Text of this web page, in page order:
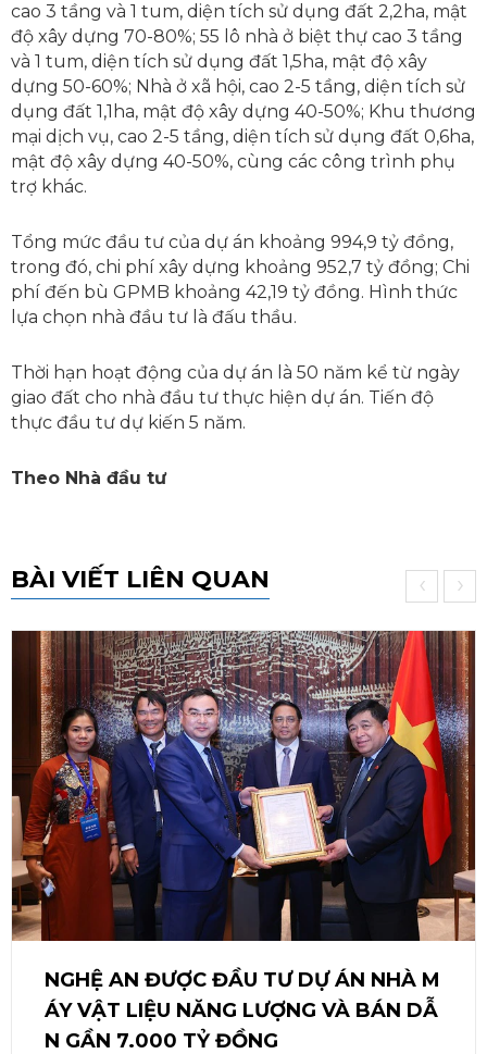
cao 3 tầng và 1 tum, diện tích sử dụng đất 2,2ha, mật
độ xây dựng 70-80%; 55 lô nhà ở biệt thự cao 3 tầng
và 1 tum, diện tích sử dụng đất 1,5ha, mật độ xây
dựng 50-60%; Nhà ở xã hội, cao 2-5 tầng, diện tích sử
dụng đất 1,1ha, mật độ xây dựng 40-50%; Khu thương
mại dịch vụ, cao 2-5 tầng, diện tích sử dụng đất 0,6ha,
mật độ xây dựng 40-50%, cùng các công trình phụ
trợ khác.
Tổng mức đầu tư của dự án khoảng 994,9 tỷ đồng,
trong đó, chi phí xây dựng khoảng 952,7 tỷ đồng; Chi
phí đến bù GPMB khoảng 42,19 tỷ đồng. Hình thức
lựa chọn nhà đầu tư là đấu thầu.
Thời hạn hoạt động của dự án là 50 năm kể từ ngày
giao đất cho nhà đầu tư thực hiện dự án. Tiến độ
thực đầu tư dự kiến 5 năm.
Theo Nhà đầu tư
BÀI VIẾT LIÊN QUAN
NGHỆ AN ĐƯỢC ĐẦU TƯ DỰ ÁN NHÀ M
ÁY VẬT LIỆU NĂNG LƯỢNG VÀ BÁN DẪ
N GẦN 7.000 TỶ ĐỒNG
‹ ›